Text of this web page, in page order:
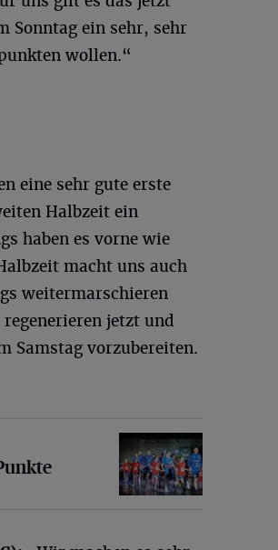
Sonntag ein sehr, sehr
wollen.“
eine sehr gute erste
Halbzeit ein
haben es vorne wie
macht uns auch
weitermarschieren
jetzt und
Samstag vorzubereiten.